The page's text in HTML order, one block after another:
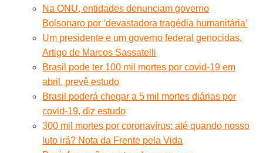
Na ONU, entidades denunciam governo
Bolsonaro por ‘devastadora tragédia humanitária’
Um presidente e um governo federal genocidas.
Artigo de Marcos Sassatelli
Brasil pode ter 100 mil mortes por covid-19 em
abril, prevê estudo
Brasil poderá chegar a 5 mil mortes diárias por
covid-19, diz estudo
300 mil mortes por coronavírus: até quando nosso
luto irá? Nota da Frente pela Vida